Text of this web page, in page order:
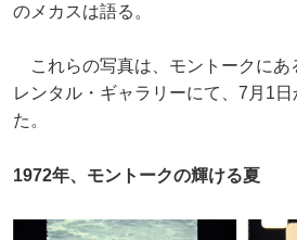
のメカスは語る。
これらの写真は、モントークにあ
レンタル・ギャラリーにて、7月1
た。
1972年、モントークの輝ける夏